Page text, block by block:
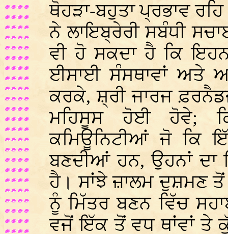
ਥੋਹੜਾ-ਬਹੁਤਾ ਪ੍ਰਭਾਵ
ਨੇ ਲਾਇਬ੍ਰੇਰੀ ਸਬੰਧੀ
ਵੀ ਹੋ ਸਕਦਾ ਹੈ ਕਿ
ਈਸਾਈ ਸੰਸਥਾਵਾਂ ਅਤੇ
ਕਰਕੇ, ਸ਼੍ਰੀ ਜਾਰਜ
ਮਹਿਸੂਸ ਹੋਈ ਹੋਵੇ;
ਕਮਿਊਨਿਟੀਆਂ ਜੋ ਕਿ
ਬਣਦੀਆਂ ਹਨ, ਉਹਨਾਂ
ਹੈ। ਸਾਂਝੇ ਜ਼ਾਲਮ ਦੁਸ਼ਮਣ ਤੋਂ
ਨੂੰ ਮਿੱਤਰ ਬਣਨ ਵਿੱਚ
ਵਜੋਂ ਇੱਕ ਤੋਂ ਵਧ ਥਾਂਵਾਂ ਤੇ